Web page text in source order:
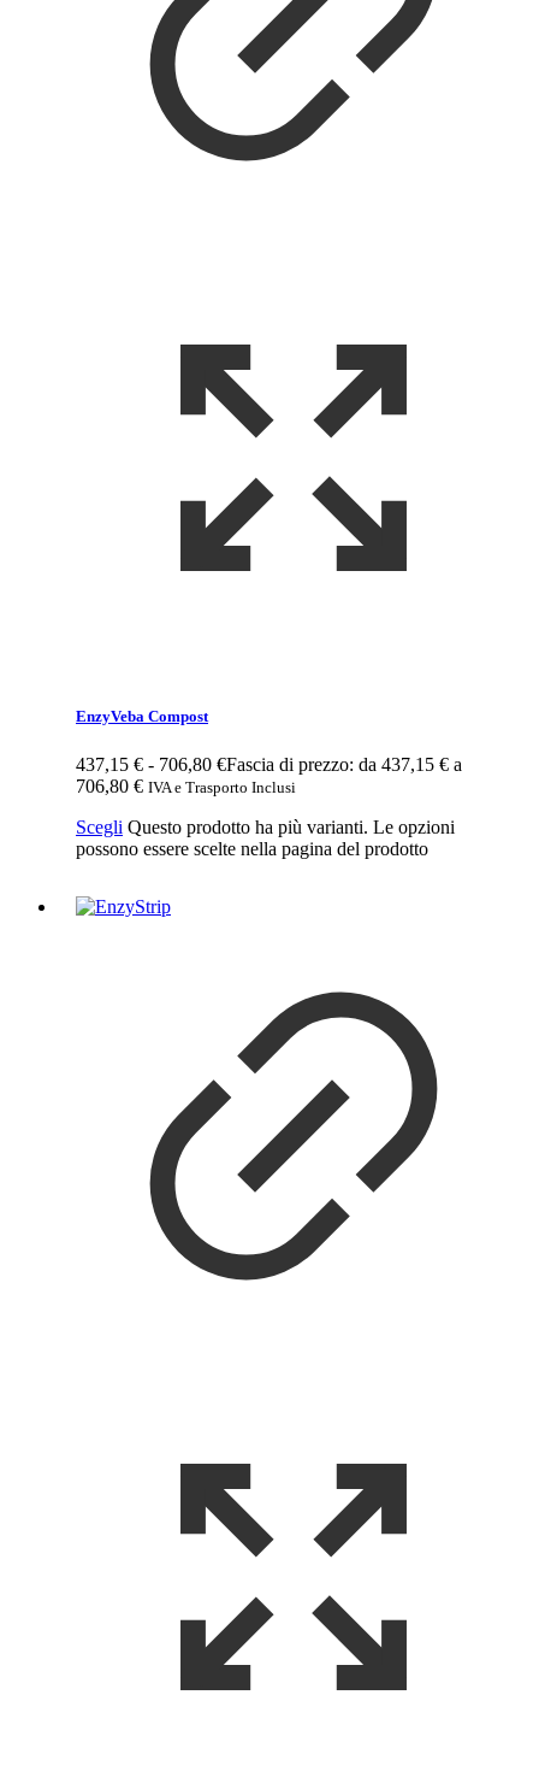
EnzyVeba Compost
437,15 € - 706,80 €Fascia di prezzo: da 437,15 € a
706,80 € IVA e Trasporto Inclusi
Scegli Questo prodotto ha più varianti. Le opzioni
possono essere scelte nella pagina del prodotto